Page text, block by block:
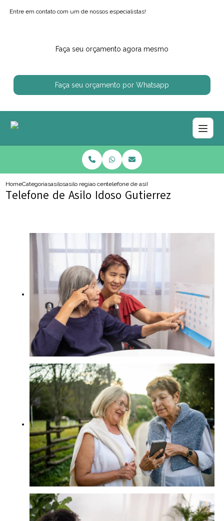
Entre em contato com um de nossos especialistas!
Faça seu orçamento agora mesmo
Faça seu orçamento por Whatsapp
HomeCategoriasasilosasilo regiao centro sultelefone de asilo idoso gutierrez
Telefone de Asilo Idoso Gutierrez